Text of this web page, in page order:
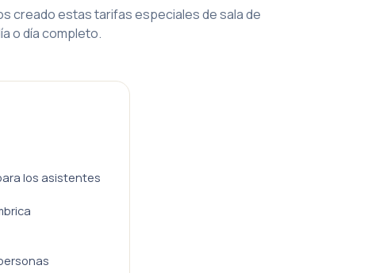
creado estas tarifas especiales de sala de
o día completo.
los asistentes